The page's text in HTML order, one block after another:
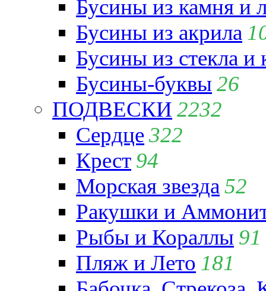
Бусины из камня и
Бусины из акрила
Бусины из стекла и
Бусины-буквы 26
ПОДВЕСКИ 2232
Сердце322
Крест 94
Морская звезда52
Ракушки и
Рыбы и Кораллы 91
Пляж и Лето 181